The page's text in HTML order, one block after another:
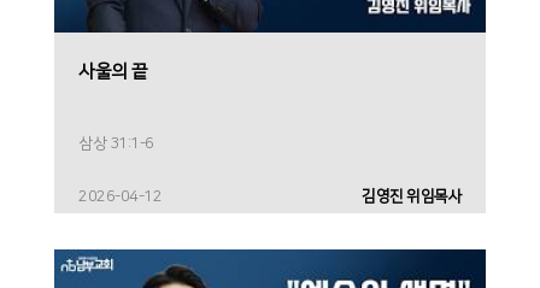
사울의 끝
삼상 31:1-6
2026-04-12 김영진 위임목사